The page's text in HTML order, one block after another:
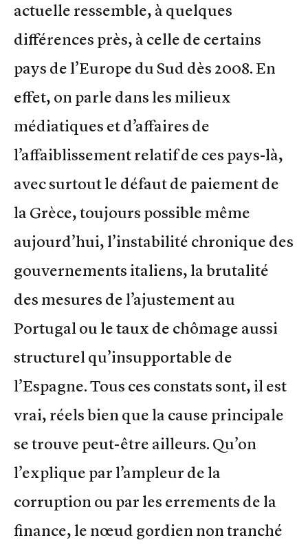
actuelle ressemble, à quelques
différences près, à celle de certains
pays de l’Europe du Sud dès 2008. En
effet, on parle dans les milieux
médiatiques et d’affaires de
l’affaiblissement relatif de ces pays-là,
avec surtout le défaut de paiement de
la Grèce, toujours possible même
aujourd’hui, l’instabilité chronique des
gouvernements italiens, la brutalité
des mesures de l’ajustement au
Portugal ou le taux de chômage aussi
structurel qu’insupportable de
l’Espagne. Tous ces constats sont, il est
vrai, réels bien que la cause principale
se trouve peut-être ailleurs. Qu’on
l’explique par l’ampleur de la
corruption ou par les errements de la
finance, le nœud gordien non tranché